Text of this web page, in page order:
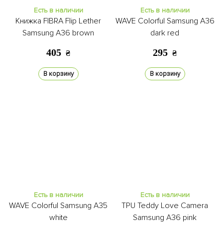
Есть в наличии
Книжка FIBRA Flip Lether
Samsung A36 brown
405 ₴
В корзину
Есть в наличии
WAVE Colorful Samsung A36
dark red
295 ₴
В корзину
Есть в наличии
WAVE Colorful Samsung A35
white
Есть в наличии
TPU Teddy Love Camera
Samsung A36 pink